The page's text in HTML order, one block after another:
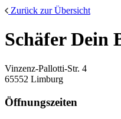
Zurück zur Übersicht
Schäfer Dein
Vinzenz-Pallotti-Str. 4
65552 Limburg
Öffnungszeiten